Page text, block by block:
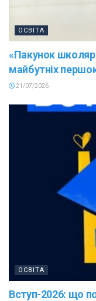
ОСВІТА
«Пакунок
майбутніх
21/07/2026
ОСВІТА
Вступ-2026: що